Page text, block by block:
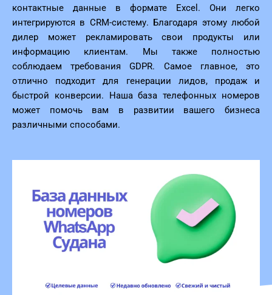
контактные данные в формате Excel. Они легко
интегрируются в CRM-систему. Благодаря этому любой
дилер может рекламировать свои продукты или
информацию клиентам. Мы также полностью
соблюдаем требования GDPR. Самое главное, это
отлично подходит для генерации лидов, продаж и
быстрой конверсии. Наша база телефонных номеров
может помочь вам в развитии вашего бизнеса
различными способами.